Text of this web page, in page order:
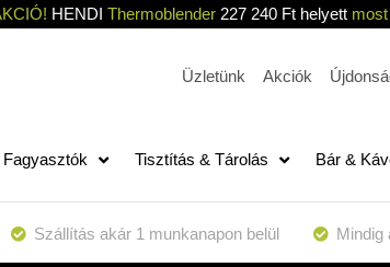
HENDI Thermoblender227 240 Ft helyett
Üzletünk Akciók
Tisztítás & Tárolás Bár &
Szállítás akár 1 munkanapon belül Mindig